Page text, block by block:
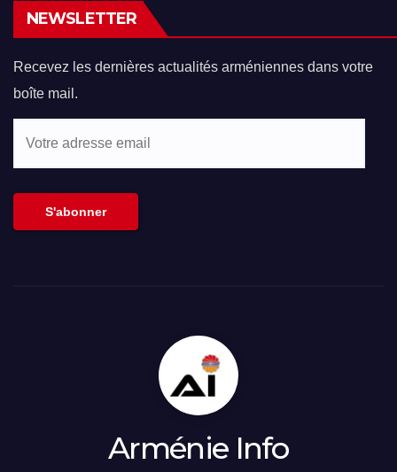
NEWSLETTER
Recevez les dernières actualités arméniennes dans votre
boîte mail.
S'abonner
Arménie Info